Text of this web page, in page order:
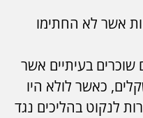
אשר לא החתימו
בעיתיים אשר
כאשר לולא היו
לנקוט בהליכים נגד